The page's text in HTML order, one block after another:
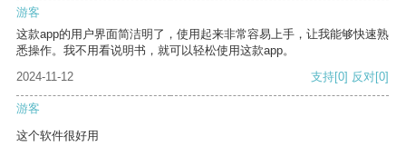
游客
这款app的用户界面简洁明了，使用起来非常容易上手，让我能够快速熟
悉操作。我不用看说明书，就可以轻松使用这款app。
2024-11-12
支持[0] 反对[0]
游客
这个软件很好用